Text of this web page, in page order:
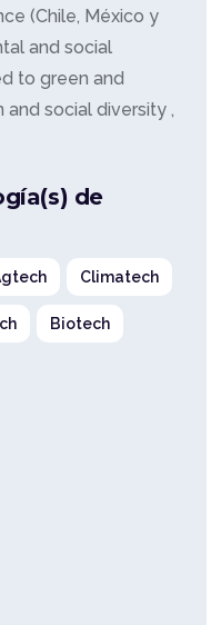
(Chile, México y
and social
to green and
social diversity ,
de
Climatech
Biotech